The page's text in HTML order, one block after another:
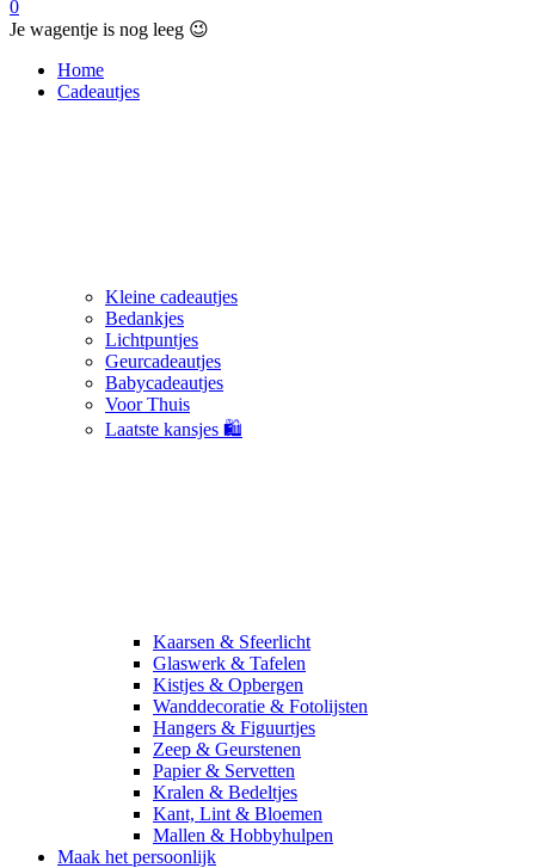
0
Je wagentje is nog leeg 😉
Home
Cadeautjes
Kleine cadeautjes
Bedankjes
Lichtpuntjes
Geurcadeautjes
Babycadeautjes
Voor Thuis
Laatste kansjes 🛍️
Kaarsen & Sfeerlicht
Glaswerk & Tafelen
Kistjes & Opbergen
Wanddecoratie & Fotolijsten
Hangers & Figuurtjes
Zeep & Geurstenen
Papier & Servetten
Kralen & Bedeltjes
Kant, Lint & Bloemen
Mallen & Hobbyhulpen
Maak het persoonlijk